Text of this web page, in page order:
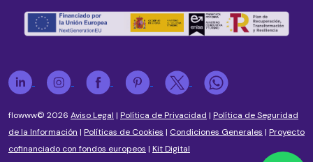
flowww© 2026 Aviso Legal | Política de Privacidad | Política de Seguridad
de la Información | Políticas de Cookies | Condiciones Generales | Proyecto
cofinanciado con fondos europeos | Kit Digital